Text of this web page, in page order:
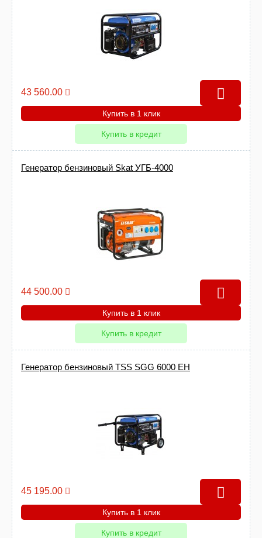
43 560.00
Купить в 1 клик
Купить в кредит
Генератор бензиновый Skat УГБ-4000
44 500.00
Купить в 1 клик
Купить в кредит
Генератор бензиновый TSS SGG 6000 EH
45 195.00
Купить в 1 клик
Купить в кредит